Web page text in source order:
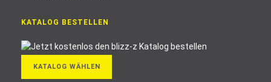
KATALOG BESTELLEN
KATALOG WÄHLEN